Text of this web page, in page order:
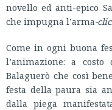
novello ed anti-epico
che impugna l’arma-
Come in ogni buona
l’animazione: a
Balaguerò che così
festa della paura sia
dalla piega